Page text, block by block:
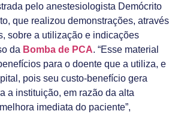
pelo anestesiologista Demócrito
que realizou demonstrações, através
sobre a utilização e indicações
da Bomba de PCA. “Esse material
para o doente que a utiliza, e
pois seu custo-benefício gera
a instituição, em razão da alta
imediata do paciente”,